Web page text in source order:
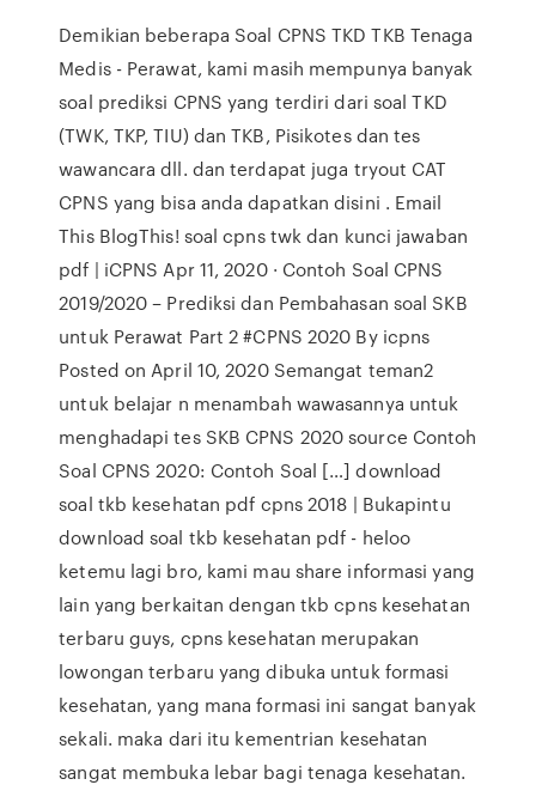
Demikian beberapa Soal CPNS TKD TKB Tenaga
Medis - Perawat, kami masih mempunya banyak
soal prediksi CPNS yang terdiri dari soal TKD
(TWK, TKP, TIU) dan TKB, Pisikotes dan tes
wawancara dll. dan terdapat juga tryout CAT
CPNS yang bisa anda dapatkan disini . Email
This BlogThis! soal cpns twk dan kunci jawaban
pdf | iCPNS Apr 11, 2020 · Contoh Soal CPNS
2019/2020 – Prediksi dan Pembahasan soal SKB
untuk Perawat Part 2 #CPNS 2020 By icpns
Posted on April 10, 2020 Semangat teman2
untuk belajar n menambah wawasannya untuk
menghadapi tes SKB CPNS 2020 source Contoh
Soal CPNS 2020: Contoh Soal […] download
soal tkb kesehatan pdf cpns 2018 | Bukapintu
download soal tkb kesehatan pdf - heloo
ketemu lagi bro, kami mau share informasi yang
lain yang berkaitan dengan tkb cpns kesehatan
terbaru guys, cpns kesehatan merupakan
lowongan terbaru yang dibuka untuk formasi
kesehatan, yang mana formasi ini sangat banyak
sekali. maka dari itu kementrian kesehatan
sangat membuka lebar bagi tenaga kesehatan.